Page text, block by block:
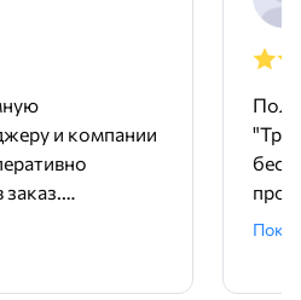
и компании
и без